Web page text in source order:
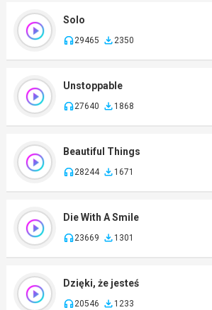
Solo
29465 2350
Unstoppable
27640 1868
Beautiful Things
28244 1671
Die With A Smile
23669 1301
Dzięki, że jesteś
20546 1233